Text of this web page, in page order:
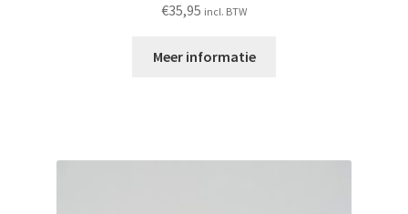
€35,95 incl. BTW
Meer informatie